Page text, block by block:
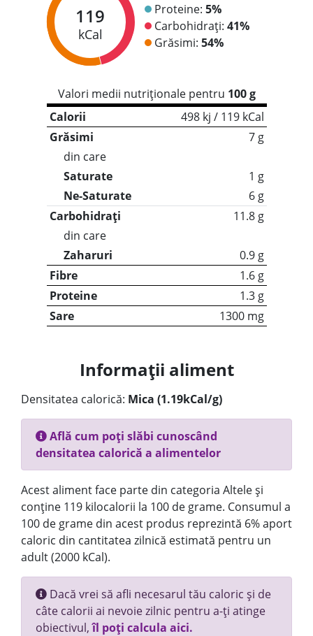
119
kCal
Proteine: 5%
Carbohidrați: 41%
Grăsimi: 54%
Valori medii nutriționale pentru 100 g
Calorii
498 kj / 119 kCal
Grăsimi
7 g
din care
Saturate
1 g
Ne-Saturate
6 g
Carbohidrați
11.8 g
din care
Zaharuri
0.9 g
Fibre
1.6 g
Proteine
1.3 g
Sare
1300 mg
Informații aliment
Densitatea calorică: Mica (1.19kCal/g)
Află cum poți slăbi cunoscând
densitatea calorică a alimentelor
Acest aliment face parte din categoria Altele și
conține 119 kilocalorii la 100 de grame. Consumul a
100 de grame din acest produs reprezintă 6% aport
caloric din cantitatea zilnică estimată pentru un
adult (2000 kCal).
Dacă vrei să afli necesarul tău caloric și de
câte calorii ai nevoie zilnic pentru a-ți atinge
obiectivul,îl poți calcula aici.